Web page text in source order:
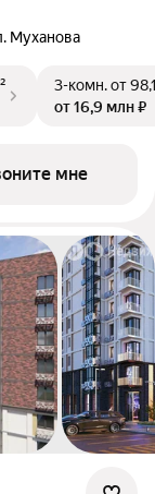
Муханова
3-комн.от
от 16,9 млн ₽
мне